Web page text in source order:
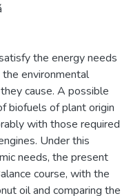
the energy needs
environmental
cause. A possible
biofuels of plant origin
with those required
Under this
needs, the present
course, with the
oil and comparing the